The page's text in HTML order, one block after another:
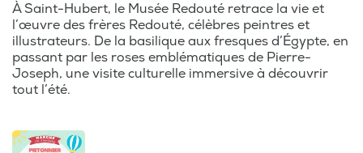
À Saint-Hubert, le Musée Redouté retrace la vie et
l’œuvre des frères Redouté, célèbres peintres et
illustrateurs. De la basilique aux fresques d’Égypte, en
passant par les roses emblématiques de Pierre-
Joseph, une visite culturelle immersive à découvrir
tout l’été.